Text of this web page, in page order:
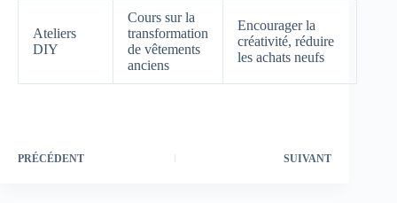
Ateliers
DIY
Cours sur la
transformation
de vêtements
anciens
Encourager la
créativité, réduire
les achats neufs
PRÉCÉDENT SUIVANT